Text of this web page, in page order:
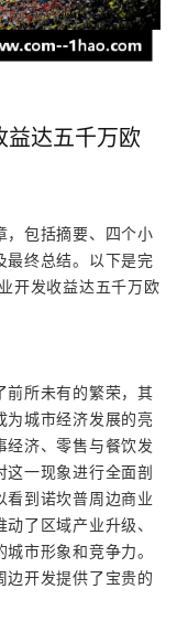
益达五千万欧
，包括摘要、四个小
最终总结。以下是完
开发收益达五千万欧
前所未有的繁荣，其
城市经济发展的亮
经济、零售与餐饮发
这一现象进行全面剖
到诺坎普周边商业
了区域产业升级、
市形象和竞争力。
开发提供了宝贵的